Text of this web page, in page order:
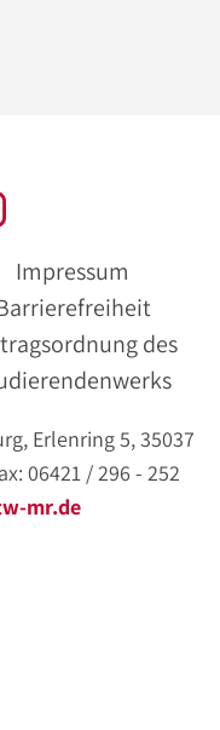
Impressum
des
Erlenring 5, 35037
06421 / 296 - 252
mr.de